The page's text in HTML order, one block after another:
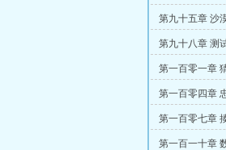
第九十五章 沙
第九十八章 测
第一百零一章
第一百零四章
第一百零七章
第一百一十章